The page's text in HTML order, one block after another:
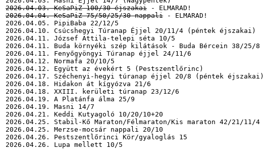
2026.04.03. KeSaPiZ 100/30 éjszakai
2026.04.04. KeSaPiZ 75/50/25/30 nappali - ELMARAD!
2026.04.05. PipiBaba 22/12/5
2026.04.10. Csúcshegyi Túranap Éjjel 20/11/4 (péntek éjszakai)
2026.04.11. József Attila-telepi séta 10/5
2026.04.11. Buda környéki szép kilátások - Buda Bércein 38/25/8
2026.04.11. Fenyőgyöngyi Túranap éjjel 24/11/6
2026.04.12. Normafa 20/10/5
2026.04.12. Együtt az évekért 5 (Pestszentlőrinc)
2026.04.17. Széchenyi-hegyi túranap éjjel 20/8 (péntek éjszakai)
2026.04.18. Hidakon át kígyózva 21/6
2026.04.18. XXIII. kerületi túranap 23/12/6
2026.04.19. A Platánfa álma 25/9
2026.04.19. Masni 14/7
2026.04.21. Keddi Kutyagoló 10/20/10+20
2026.04.25. Stabil-Kő Maraton/Félmaraton/Kis maraton 42/21/11/4
2026.04.25. Merzse-mocsár nappali 20/10
2026.04.26. Pestszentlőrinci Kör/gyaloglás 15
2026.04.26. Lupa mellett 10/5